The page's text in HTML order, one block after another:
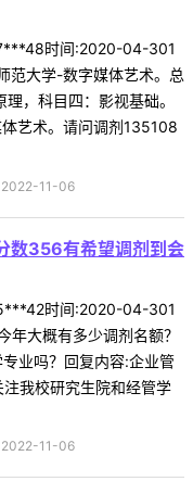
时间:2020-04-301
范大学-数字媒体艺术。总
，科目四：影视基础。
艺术。请问调剂135108
2022-11-06
数356有希望调剂到会
时间:2020-04-301
大概有多少调剂名额？
业吗？回复内容:企业管
我校研究生院和经管学
2022-11-06